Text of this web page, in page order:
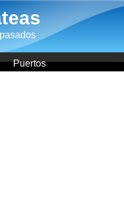
Puertos